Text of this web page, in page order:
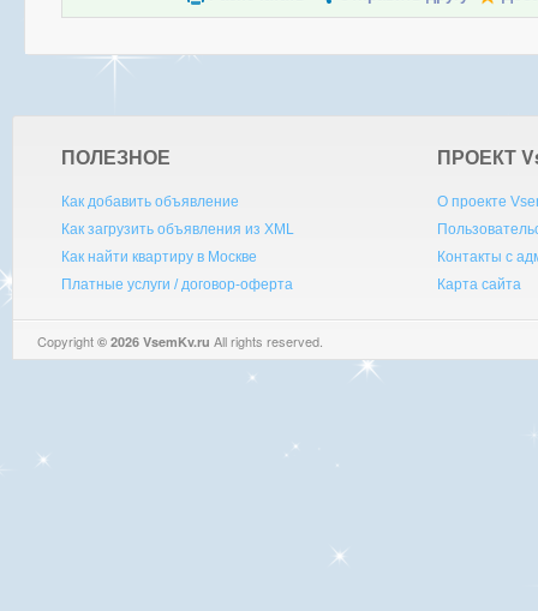
ПОЛЕЗНОЕ
Как добавить объявление
Как загрузить объявления из XML
Как найти квартиру в Москве
Платные услуги / договор-оферта
ПРОЕКТ V
О проекте
Контакты с
Карта сайта
Copyright © 2026 VsemKv.ru All rights reserved.